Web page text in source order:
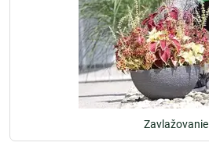
Zavlažovanie